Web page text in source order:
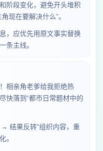
阶段变化，避免开头堆积
现在要解决什么”。
，应优先用原文事实替换
条主线。
相亲角老爹给我拒绝热
快落到“都市日常题材中的
结果反转”组织内容，重
。